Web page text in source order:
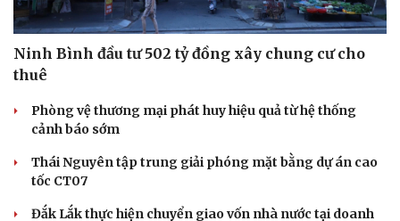
Ninh Bình đầu tư 502 tỷ đồng xây chung cư cho
thuê
Phòng vệ thương mại phát huy hiệu quả từ hệ thống
cảnh báo sớm
Thái Nguyên tập trung giải phóng mặt bằng dự án cao
tốc CT07
Đắk Lắk thực hiện chuyển giao vốn nhà nước tại doanh